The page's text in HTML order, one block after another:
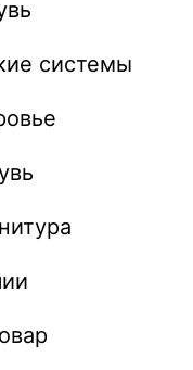
системы